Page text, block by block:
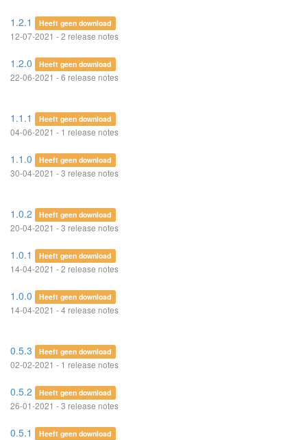
1.2.1 Heeft geen download
12-07-2021 - 2 release notes
1.2.0 Heeft geen download
22-06-2021 - 6 release notes
1.1.1 Heeft geen download
04-06-2021 - 1 release notes
1.1.0 Heeft geen download
30-04-2021 - 3 release notes
1.0.2 Heeft geen download
20-04-2021 - 3 release notes
1.0.1 Heeft geen download
14-04-2021 - 2 release notes
1.0.0 Heeft geen download
14-04-2021 - 4 release notes
0.5.3 Heeft geen download
02-02-2021 - 1 release notes
0.5.2 Heeft geen download
26-01-2021 - 3 release notes
0.5.1 Heeft geen download